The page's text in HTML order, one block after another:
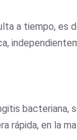
a tiempo,
bacteriana,
rápida, en la